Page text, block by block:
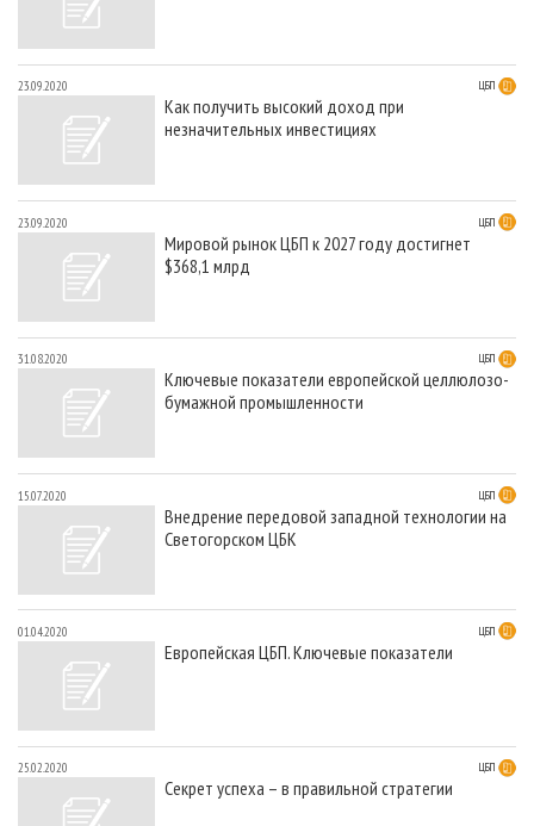
23.09.2020 ЦБП
Как получить высокий доход при
незначительных инвестициях
23.09.2020 ЦБП
Мировой рынок ЦБП к 2027 году достигнет
$368,1 млрд
31.08.2020 ЦБП
Ключевые показатели европейской целлюлозо-
бумажной промышленности
15.07.2020 ЦБП
Внедрение передовой западной технологии на
Светогорском ЦБК
01.04.2020 ЦБП
Европейская ЦБП. Ключевые показатели
25.02.2020 ЦБП
Секрет успеха – в правильной стратегии